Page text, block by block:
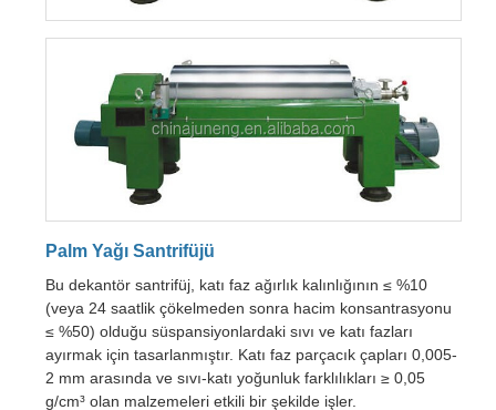
Palm Yağı Santrifüjü
Bu dekantör santrifüj, katı faz ağırlık kalınlığının ≤ %10
(veya 24 saatlik çökelmeden sonra hacim konsantrasyonu
≤ %50) olduğu süspansiyonlardaki sıvı ve katı fazları
ayırmak için tasarlanmıştır. Katı faz parçacık çapları 0,005-
2 mm arasında ve sıvı-katı yoğunluk farklılıkları ≥ 0,05
g/cm³ olan malzemeleri etkili bir şekilde işler.